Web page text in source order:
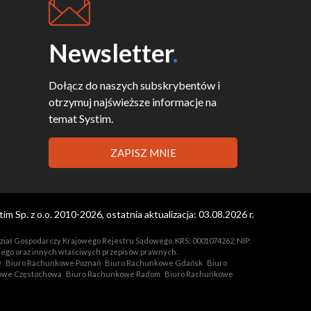
Newsletter.
Dołącz do naszych subskrybentów i
otrzymuj najświeższe informacje na
temat Systim.
ZAPISZ MNIE
Sp. z o.o. 2010-2026, ostatnia aktualizacja: 03.08.2026 r.
Gospodarczy Krajowego Rejestru Sądowego, KRS: 0001074262, NIP:
oraz innych właściwych przepisów prawnych.
Biuro Rachunkowe Poznań Biuro Rachunkowe Gdańsk Biuro
Częstochowa
Biuro Rachunkowe Radom Biuro Rachunkowe